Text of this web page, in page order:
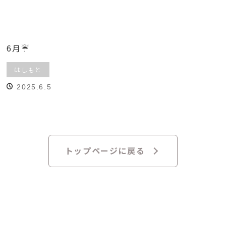
6月☔️
はしもと
2025.6.5
トップページに戻る